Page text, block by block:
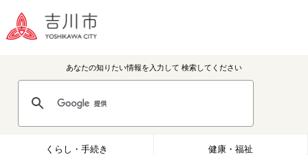
あなたの知りたい情報を入力して 検索してください
くらし・手続き 健康・福祉